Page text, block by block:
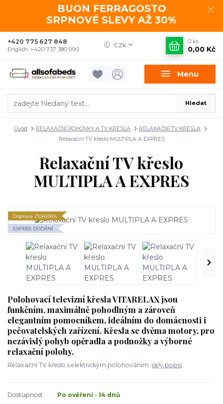
BUON FERRAGOSTO
SRPNOVÉ SLEVY AŽ 30%
Menu
CZK
Hledat
+420 775 627 848
English: +420 737 380 990
0 ks
0,00 Kč
Úvod RELAXAČNÍ POHOVKY A TV KŘESLA
RELAXAČNÍ TV KŘESLA
Relaxační TV křeslo MULTIPLA A EXPRES
Relaxační TV křeslo
MULTIPLA A EXPRES
Doprava ZDARMA
EXPRES DODÁNÍ
Polohovací televizní křesla VITARELAX jsou
funkčním, maximálně pohodlným a zároveň
elegantním pomocníkem, ideálním do domácnosti i
pečovatelských zařízení. Křesla se dvěma motory, pro
nezávislý pohyb opěradla a podnožky a výborné
relaxační polohy.
Relaxační TV křeslo s elektrickým polohováním. celý popis
Dostupnost
Po ověření - 14 dnů